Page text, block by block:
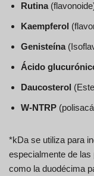
Rutina
Kaempferol
Genisteína
Ácido
Daucosterol
W-NTRP
*kDa se utiliza para
especialmente de
como la duodécima